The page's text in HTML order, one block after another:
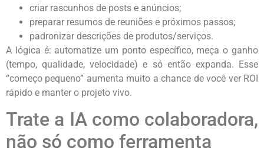
criar rascunhos de posts e anúncios;
preparar resumos de reuniões e próximos passos;
padronizar descrições de produtos/serviços.
A lógica é: automatize um ponto específico, meça o ganho
(tempo, qualidade, velocidade) e só então expanda. Esse
“começo pequeno” aumenta muito a chance de você ver ROI
rápido e manter o projeto vivo.
Trate a IA como colaboradora,
não só como ferramenta